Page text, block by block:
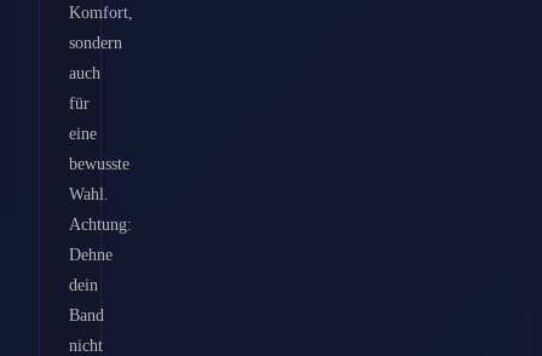
Komfort,
sondern
auch
für
eine
bewusste
Wahl.
Achtung:
Dehne
dein
Band
nicht